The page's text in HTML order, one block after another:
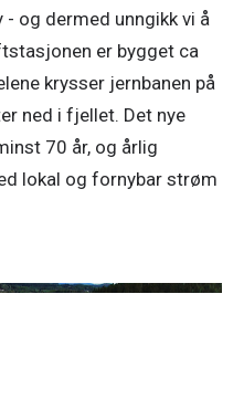
- og dermed unngikk vi å
er bygget ca
krysser jernbanen på
ned i fjellet. Det nye
70 år, og årlig
lokal og fornybar strøm